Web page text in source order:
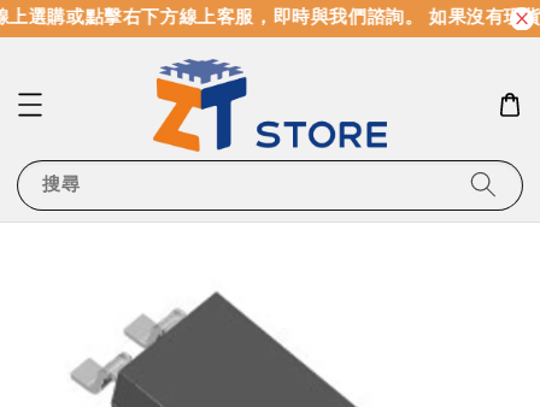
選購或點擊右下方線上客服，即時與我們諮詢。 如果沒有現
搜尋